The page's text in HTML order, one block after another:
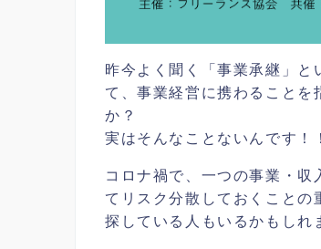
昨今よく聞く「事業承継」と
て、事業経営に携わることを
か？
実はそんなことないんです！！
コロナ禍で、一つの事業・
てリスク分散しておくことの
探している人もいるかもしれ